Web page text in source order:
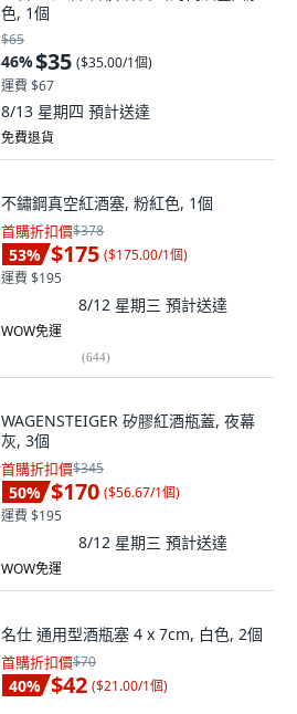
色, 1個
$65
46%$35 ($35.00/1個)
運費 $67
8/13 星期四 預計送達
免費退貨
不鏽鋼真空紅酒塞, 粉紅色, 1個
首購折扣價$378
53% $175 ($175.00/1個)
運費 $195
8/12 星期三 預計送達
WOW免運
(644)
WAGENSTEIGER 矽膠紅酒瓶蓋, 夜幕
灰, 3個
首購折扣價$345
50% $170 ($56.67/1個)
運費 $195
8/12 星期三 預計送達
WOW免運
名仕 通用型酒瓶塞 4 x 7cm, 白色, 2個
首購折扣價$70
40% $42 ($21.00/1個)